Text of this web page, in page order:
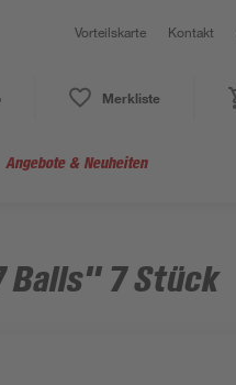
Vorteilskarte Kontakt
Merkliste
Angebote & Neuheiten
7 Stück